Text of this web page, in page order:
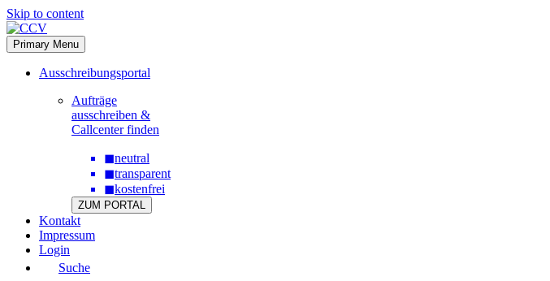
Skip to content
Primary Menu
Ausschreibungsportal
Aufträge
ausschreiben &
Callcenter finden
◼neutral
◼transparent
◼kostenfrei
ZUM PORTAL
Kontakt
Impressum
Login
Suche